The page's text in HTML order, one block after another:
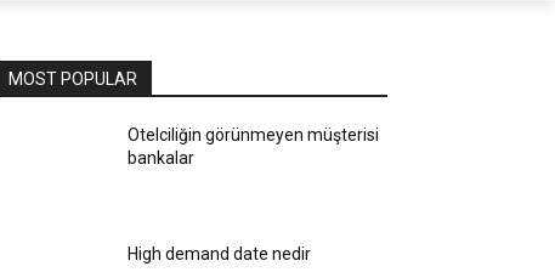
MOST POPULAR
Otelciliğin görünmeyen müşterisi
bankalar
High demand date nedir